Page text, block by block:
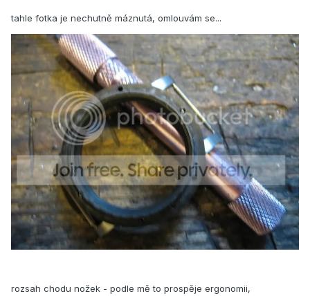
tahle fotka je nechutně máznutá, omlouvám se...
rozsah chodu nožek - podle mě to prospěje ergonomii,